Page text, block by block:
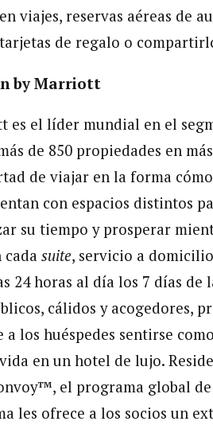
viajes, reservas aéreas de
de regalo o
by Marriott
es el líder mundial en el
de 850 propiedades en
de viajar en la forma
con espacios distintos
su tiempo y prosperar
cada suite, servicio a
24 horas al día los 7 días de
cálidos y acogedores,
los huéspedes sentirse
en un hotel de lujo.
el programa global
les ofrece a los socios un